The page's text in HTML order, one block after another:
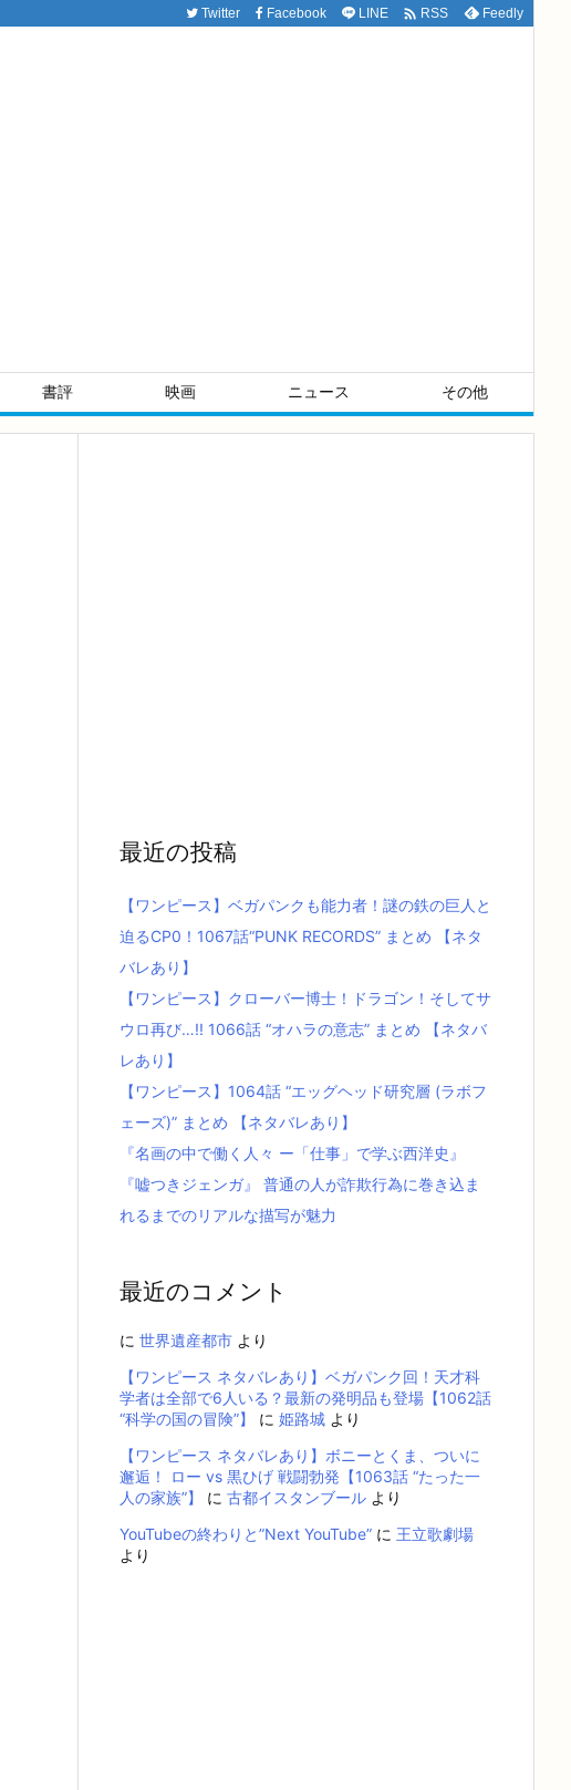
書評 映画 ニュース その他
Twitter Facebook LINE  RSS Feedly
最近の投稿
【ワンピース】ベガパンクも能力者！謎の鉄の巨人と
迫るCP0！1067話“PUNK RECORDS” まとめ 【ネタ
バレあり】
【ワンピース】クローバー博士！ドラゴン！そしてサ
ウロ再び…!! 1066話 “オハラの意志” まとめ 【ネタバ
レあり】
【ワンピース】1064話 “エッグヘッド研究層 (ラボフ
ェーズ)” まとめ 【ネタバレあり】
『名画の中で働く人々 ー「仕事」で学ぶ西洋史』
『嘘つきジェンガ』 普通の人が詐欺行為に巻き込ま
れるまでのリアルな描写が魅力
最近のコメント
に 世界遺産都市 より
【ワンピース ネタバレあり】ベガパンク回！天才科
学者は全部で6人いる？最新の発明品も登場【1062話
“科学の国の冒険”】
に 姫路城 より
【ワンピース ネタバレあり】ボニーとくま、ついに
邂逅！ ロー vs 黒ひげ 戦闘勃発【1063話 “たった一
人の家族”】
に 古都イスタンブール より
YouTubeの終わりと”Next YouTube” に 王立歌劇場
より